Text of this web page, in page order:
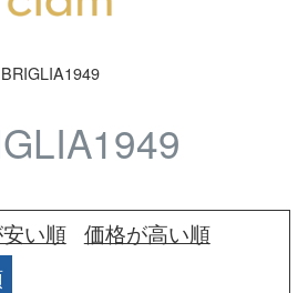
BRIGLIA1949
い順
価格が高い順